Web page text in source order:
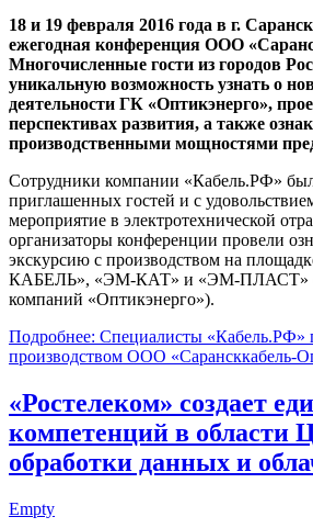
18 и 19 февраля 2016 года в г.
ежегодная конференция ООО
Многочисленные гости из городов
уникальную возможность узнать о
деятельности ГК «Оптикэнерго»,
перспективах развития, а также
производственными мощностями
Сотрудники компании «Кабель.РФ»
приглашенных гостей и с
мероприятие в электротехнической
организаторы конференции провели
экскурсию с производством на
КАБЕЛЬ», «ЭМ-КАТ» и «ЭМ-ПЛАСТ»
компаний «Оптикэнерго»).
Подробнее: Специалисты «Кабель.РФ»
производством ООО «Сарансккабель-
«Ростелеком» создает
компетенций в области
обработки данных и
Empty